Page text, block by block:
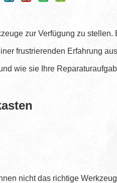
zur Verfügung zu
frustrierenden Erfahrung
wie sie Ihre
nicht das richtige